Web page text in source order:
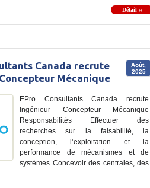
Détail ››
Août,
2025
Canada recrute
Mécanique
EPro Consultants Canada recrute
Ingénieur Concepteur Mécanique
Responsabilités Effectuer des
recherches sur la faisabilité, la
conception, l’exploitation et la
performance de mécanismes et de
systèmes Concevoir des centrales, des